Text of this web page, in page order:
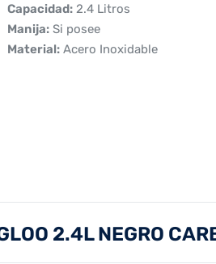
 Capacidad:2.4 Litros
 Manija:Si posee
 Material:Acero Inoxidable
2.4L NEGRO